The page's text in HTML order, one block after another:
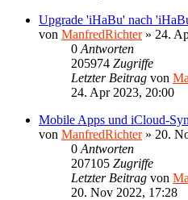
Upgrade 'iHaBu' nach
von ManfredRichter» 24.
0 Antworten
205974 Zugriffe
Letzter Beitrag von
24. Apr 2023, 20:00
Mobile Apps und iCloud-
von ManfredRichter» 20.
0 Antworten
207105 Zugriffe
Letzter Beitrag von
20. Nov 2022, 17:28